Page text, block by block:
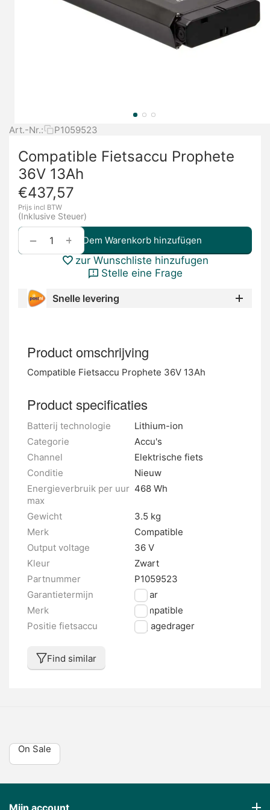
Art.-Nr.: P1059523
Compatible Fietsaccu Prophete
36V 13Ah
€437,57
Prijs incl BTW
(Inklusive Steuer)
+
− Dem Warenkorb hinzufügen
zur Wunschliste hinzufugen
Stelle eine Frage
Snelle levering
Product omschrijving
Compatible Fietsaccu Prophete 36V 13Ah
Product specificaties
Batterij technologie
Lithium-ion
Categorie
Accu's
Channel
Elektrische fiets
Conditie
Nieuw
Energieverbruik per uur
max
468 Wh
Gewicht
3.5 kg
Merk
Compatible
Output voltage
36 V
Kleur
Zwart
Partnummer
P1059523
Garantietermijn
2 jaar
Merk
Compatible
Positie fietsaccu
Bagagedrager
Find similar
On Sale
Mijn account